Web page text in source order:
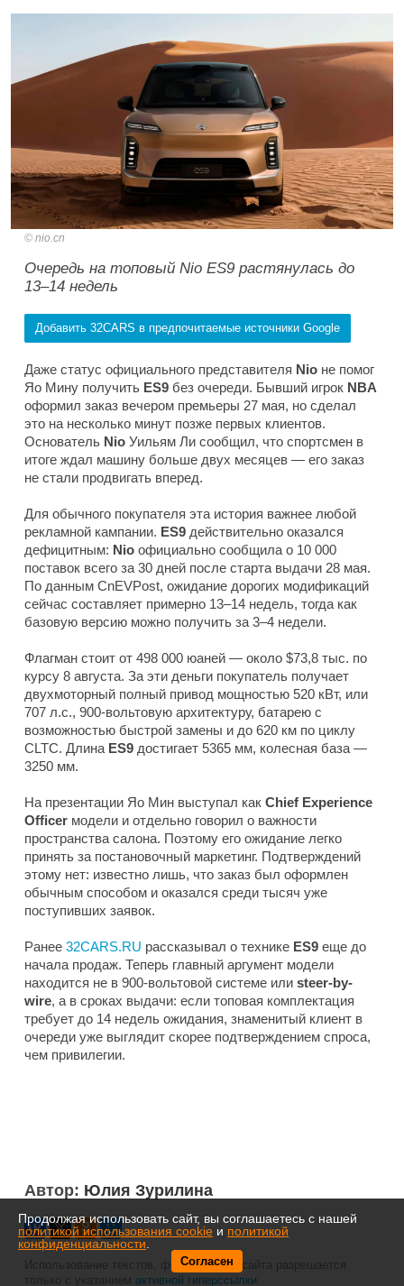
nio.cn
Очередь на топовый Nio ES9 растянулась до
13–14 недель
Добавить 32CARS в предпочитаемые источники Google
Даже статус официального представителя Nio не помог
Яо Мину получить ES9 без очереди. Бывший игрок NBA
оформил заказ вечером премьеры 27 мая, но сделал
это на несколько минут позже первых клиентов.
Основатель Nio Уильям Ли сообщил, что спортсмен в
итоге ждал машину больше двух месяцев — его заказ
не стали продвигать вперед.
Для обычного покупателя эта история важнее любой
рекламной кампании. ES9 действительно оказался
дефицитным: Nio официально сообщила о 10 000
поставок всего за 30 дней после старта выдачи 28 мая.
По данным CnEVPost, ожидание дорогих модификаций
сейчас составляет примерно 13–14 недель, тогда как
базовую версию можно получить за 3–4 недели.
Флагман стоит от 498 000 юаней — около $73,8 тыс. по
курсу 8 августа. За эти деньги покупатель получает
двухмоторный полный привод мощностью 520 кВт, или
707 л.с., 900-вольтовую архитектуру, батарею с
возможностью быстрой замены и до 620 км по циклу
CLTC. Длина ES9 достигает 5365 мм, колесная база —
3250 мм.
На презентации Яо Мин выступал как Chief Experience
Officer модели и отдельно говорил о важности
пространства салона. Поэтому его ожидание легко
принять за постановочный маркетинг. Подтверждений
этому нет: известно лишь, что заказ был оформлен
обычным способом и оказался среди тысяч уже
поступивших заявок.
Ранее 32CARS.RU рассказывал о технике ES9 еще до
начала продаж. Теперь главный аргумент модели
находится не в 900-вольтовой системе или steer-by-
wire, а в сроках выдачи: если топовая комплектация
требует до 14 недель ожидания, знаменитый клиент в
очереди уже выглядит скорее подтверждением спроса,
чем привилегии.
Автор: Юлия Зурилина
Использование текстов, фото- и видео сайта разрешается
только с указанием активной гиперссылки
Продолжая использовать сайт, вы соглашаетесь с нашей
политикой использования cookie и политикой
конфиденциальности
Согласен